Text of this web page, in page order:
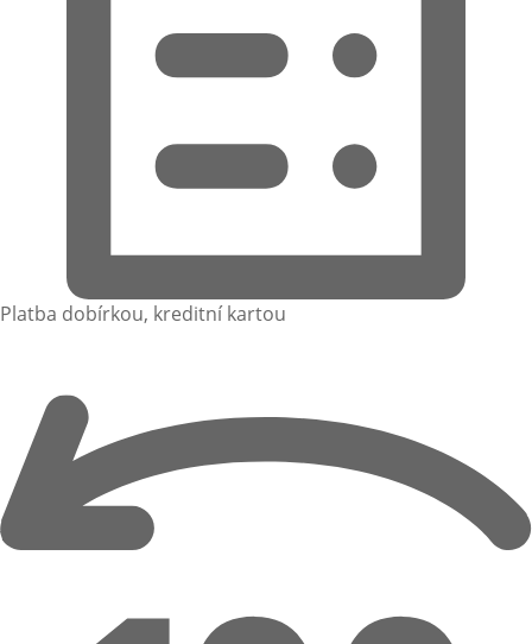
Platba dobírkou, kreditní kartou